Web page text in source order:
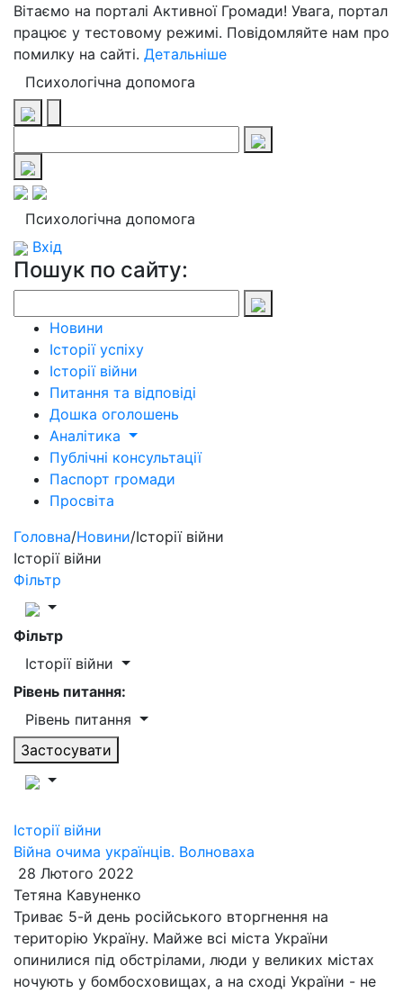
Вітаємо на порталі Активної Громади! Увага, портал
працює у тестовому режимі. Повідомляйте нам про
помилку на сайті. Детальніше
Психологічна допомога
Психологічна допомога
Вхід
Пошук по сайту:
Новини
Історії успіху
Історії війни
Питання та відповіді
Дошка оголошень
Аналітика
Публічні консультації
Паспорт громади
Просвіта
Головна/Новини/Історії війни
Історії війни
Фільтр
Фільтр
Історії війни
Рівень питання:
Рівень питання
Застосувати
Історії війни
Війна очима українців. Волноваха
28 Лютого 2022
Тетяна Кавуненко
Триває 5-й день російського вторгнення на
територію Україну. Майже всі міста України
опинилися під обстрілами, люди у великих містах
ночують у бомбосховищах, а на сході України - не